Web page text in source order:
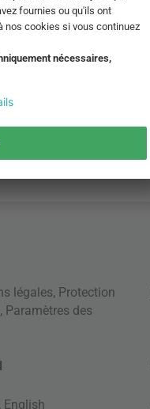
légales, Protection
, Paramètres des
English